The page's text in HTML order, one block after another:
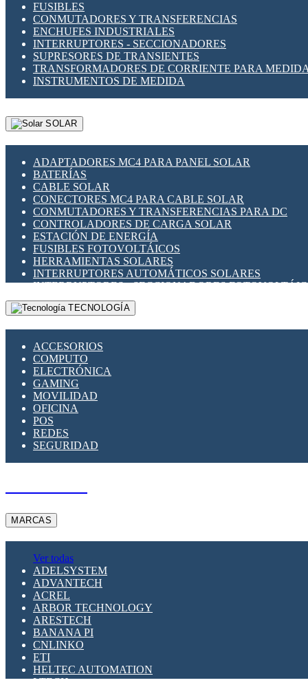
FUSIBLES
CONMUTADORES Y TRANSFERENCIAS
ENCHUFES INDUSTRIALES
INTERRUPTORES - SECCIONADORES
SUPRESORES DE TRANSIENTES
TRANSFORMADORES DE CORRIENTE PARA
INSTRUMENTOS DE MEDIDA
SOLAR
ADAPTADORES MC4 PARA PANEL SOLAR
BATERÍAS
CABLE SOLAR
CONECTORES MC4 PARA CABLE SOLAR
CONMUTADORES Y TRANSFERENCIAS PARA DC
CONTROLADORES DE CARGA SOLAR
ESTACIÓN DE ENERGÍA
FUSIBLES FOTOVOLTÁICOS
HERRAMIENTAS SOLARES
INTERRUPTORES AUTOMÁTICOS SOLARES
INTERRUPTORES - SECCIONADORES
MONTAJE PANEL SOLAR
PORTA FUSIBLES Y SECCIONADORES
TECNOLOGÍA
ACCESORIOS
COMPUTO
ELECTRÓNICA
GAMING
MOVILIDAD
OFICINA
POS
REDES
SEGURIDAD
MARCAS
Ver todas
ADELSYSTEM
ADVANTECH
ACREL
ARBOR TECHNOLOGY
ARESTECH
BANANA PI
CNLINKO
ETI
HELTEC AUTOMATION
LTECH